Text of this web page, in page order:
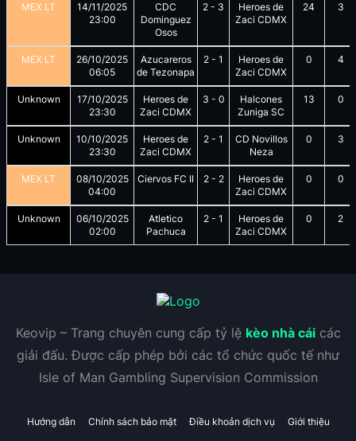
MEX LT
14/11/2025
23:00
CDC
Dominguez
Osos
2 - 3
Heroes de
Zaci CDMX
24 3
MEX LT
26/10/2025
06:05
Azucareros
de Tezonapa
2 - 1
Heroes de
Zaci CDMX
0 4
Unknown
17/10/2025
23:30
Heroes de
Zaci CDMX
3 - 0
Halcones
Zuniga SC
13 0
Unknown
10/10/2025
23:30
Heroes de
Zaci CDMX
2 - 1
CD Novillos
Neza
0 3
MEX LT
08/10/2025
04:00
Ciervos FC II 2- 2
Heroes de
Zaci CDMX
0 0
Unknown
06/10/2025
02:00
Atletico
Pachuca
2 - 1
Heroes de
Zaci CDMX
0 2
Keovip – Trang chuyên cung cấp tỷ lệ kèo nhà cáicác
giải đấu. Được cấp phép bởi các tổ chức quốc tế như
Isle of Man Gambling Supervision Commission
Hướng dẫn Chính sách bảo mật Điều khoản dịch vụ Giới thiệu